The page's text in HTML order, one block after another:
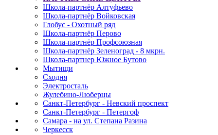
Школа-партнёр Алтуфьево
Школа-партнёр Войковская
Глобус - Охотный ряд
Школа-партнёр Перово
Школа-партнёр Профсоюзная
Школа-партнёр Зеленоград - 8 мкрн.
Школа-партнер Южное Бутово
Мытищи
Сходня
Электросталь
Жулебино-Люберцы
Санкт-Петербург - Невский проспект
Санкт-Петербург - Петергоф
Самара - на ул. Степана Разина
Черкесск